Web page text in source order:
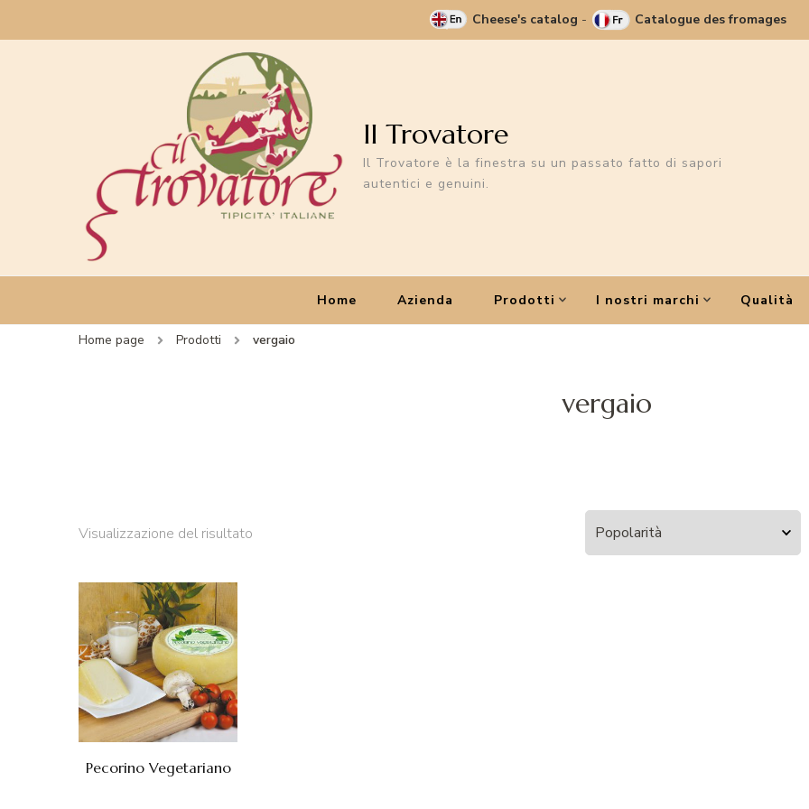
Cheese's catalog - Catalogue des fromages
Il Trovatore
Il Trovatore è la finestra su un passato fatto di sapori
autentici e genuini.
Home Azienda Prodotti I nostri marchi Qualità
Home page Prodotti vergaio
vergaio
Visualizzazione del risultato
Pecorino Vegetariano